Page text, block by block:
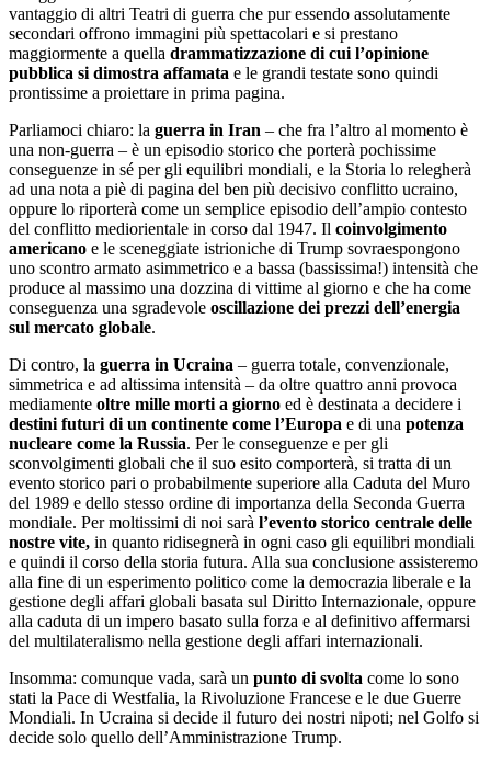
vantaggio di altri Teatri di guerra che pur essendo assolutamente
secondari offrono immagini più spettacolari e si prestano
maggiormente a quella drammatizzazione di cui l’opinione
pubblica si dimostra affamata e le grandi testate sono quindi
prontissime a proiettare in prima pagina.
Parliamoci chiaro: la guerra in Iran – che fra l’altro al momento è
una non-guerra – è un episodio storico che porterà pochissime
conseguenze in sé per gli equilibri mondiali, e la Storia lo relegherà
ad una nota a piè di pagina del ben più decisivo conflitto ucraino,
oppure lo riporterà come un semplice episodio dell’ampio contesto
del conflitto mediorientale in corso dal 1947. Il coinvolgimento
americano e le sceneggiate istrioniche di Trump sovraespongono
uno scontro armato asimmetrico e a bassa (bassissima!) intensità che
produce al massimo una dozzina di vittime al giorno e che ha come
conseguenza una sgradevole oscillazione dei prezzi dell’energia
sul mercato globale.
Di contro, la guerra in Ucraina – guerra totale, convenzionale,
simmetrica e ad altissima intensità – da oltre quattro anni provoca
mediamente oltre mille morti a giorno ed è destinata a decidere i
destini futuri di un continente come l’Europa e di una potenza
nucleare come la Russia. Per le conseguenze e per gli
sconvolgimenti globali che il suo esito comporterà, si tratta di un
evento storico pari o probabilmente superiore alla Caduta del Muro
del 1989 e dello stesso ordine di importanza della Seconda Guerra
mondiale. Per moltissimi di noi sarà l’evento storico centrale delle
nostre vite, in quanto ridisegnerà in ogni caso gli equilibri mondiali
e quindi il corso della storia futura. Alla sua conclusione assisteremo
alla fine di un esperimento politico come la democrazia liberale e la
gestione degli affari globali basata sul Diritto Internazionale, oppure
alla caduta di un impero basato sulla forza e al definitivo affermarsi
del multilateralismo nella gestione degli affari internazionali.
Insomma: comunque vada, sarà un punto di svolta come lo sono
stati la Pace di Westfalia, la Rivoluzione Francese e le due Guerre
Mondiali. In Ucraina si decide il futuro dei nostri nipoti; nel Golfo si
decide solo quello dell’Amministrazione Trump.